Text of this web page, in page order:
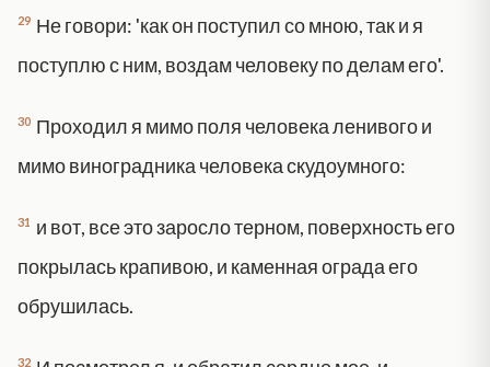
29 Не говори: 'как он поступил со мною, так и я
поступлю с ним, воздам человеку по делам его'.
30 Проходил я мимо поля человека ленивого и
мимо виноградника человека скудоумного:
31 и вот, все это заросло терном, поверхность его
покрылась крапивою, и каменная ограда его
обрушилась.
32